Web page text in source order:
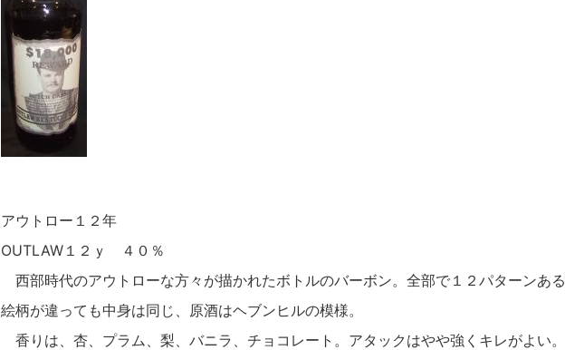
アウトロー１２年
OUTLAW１２ｙ ４０％
西部時代のアウトローな方々が描かれたボトルのバーボン。全部で１２パターンあ
絵柄が違っても中身は同じ、原酒はヘブンヒルの模様。
香りは、杏、プラム、梨、バニラ、チョコレート。アタックはやや強くキレがよい。